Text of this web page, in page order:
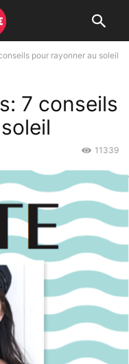
pour rayonner au soleil
7 conseils
11339